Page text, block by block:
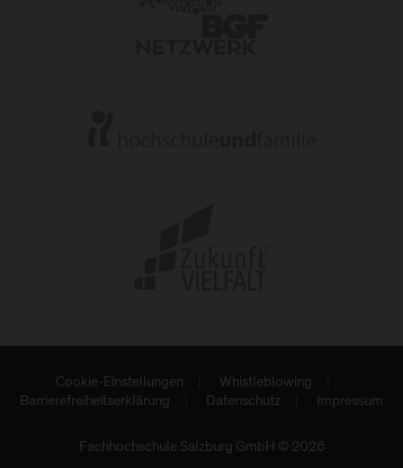
Fachhochschule Salzburg GmbH © 2026
Cookie-Einstellungen
Whistleblowing
Barrierefreiheitserklärung
Datenschutz Impressum